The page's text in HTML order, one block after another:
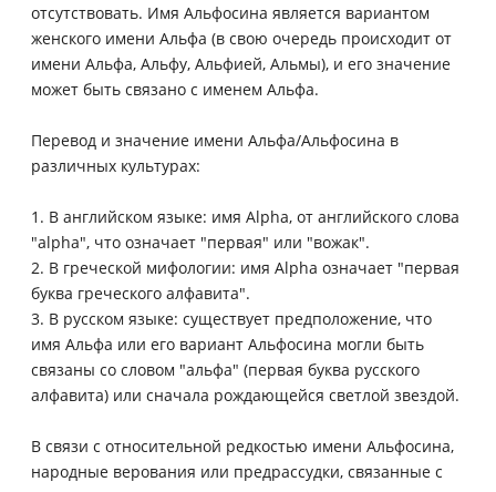
отсутствовать. Имя Альфосина является вариантом
женского имени Альфа (в свою очередь происходит от
имени Альфа, Альфу, Альфией, Альмы), и его значение
может быть связано с именем Альфа.
Перевод и значение имени Альфа/Альфосина в
различных культурах:
1. В английском языке: имя Alpha, от английского слова
"alpha", что означает "первая" или "вожак".
2. В греческой мифологии: имя Alpha означает "первая
буква греческого алфавита".
3. В русском языке: существует предположение, что
имя Альфа или его вариант Альфосина могли быть
связаны со словом "альфа" (первая буква русского
алфавита) или сначала рождающейся светлой звездой.
В связи с относительной редкостью имени Альфосина,
народные верования или предрассудки, связанные с